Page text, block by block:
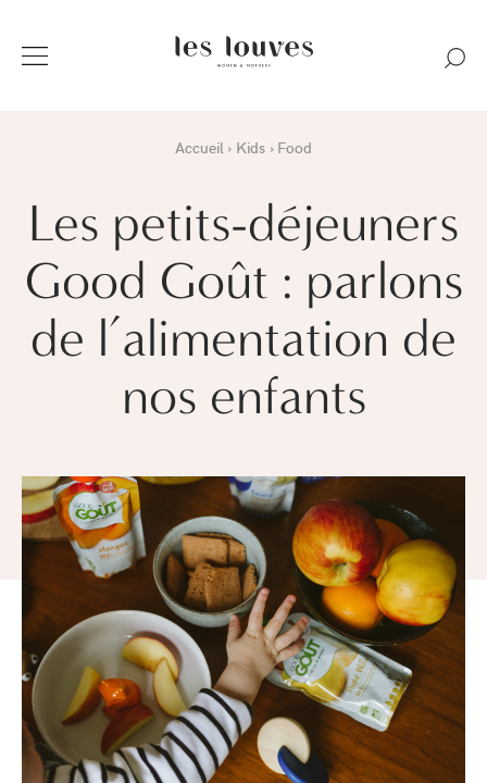
Accueil Kids Food
Les petits-déjeuners
Good Goût : parlons
de l’alimentation de
nos enfants